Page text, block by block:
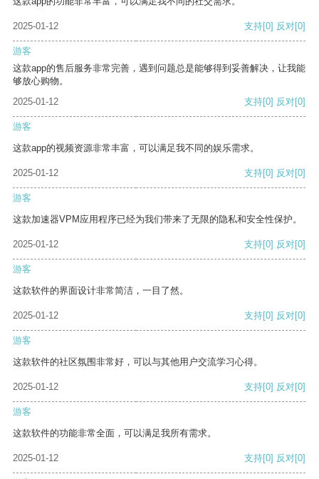
2025-01-12 支持[0] 反对[0]
游客
这款app的售后服务非常完善，遇到问题总是能够得到妥善解决，让我能
够放心购物。
2025-01-12
支持[0] 反对[0]
游客
这款app的视频资源非常丰富，可以满足我不同的娱乐需求。
2025-01-12 支持[0] 反对[0]
游客
这款加速器VPM应用程序已经为我们带来了无限的隐私和安全性保护。
2025-01-12 支持[0] 反对[0]
游客
这款软件的界面设计非常简洁，一目了然。
2025-01-12 支持[0] 反对[0]
游客
这款软件的社区氛围非常好，可以与其他用户交流学习心得。
2025-01-12 支持[0] 反对[0]
游客
这款软件的功能非常全面，可以满足我所有需求。
2025-01-12 支持[0] 反对[0]